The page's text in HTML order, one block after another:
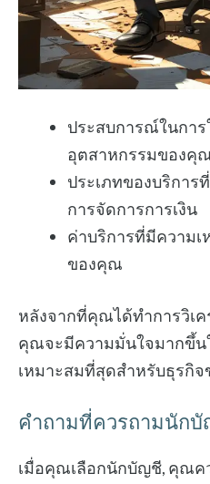
ประสบการณ์ในกา
อุตสาหกรรมของคุ
ประเภทของบริการ
การจัดการการเงิน
ค่าบริการที่มีความ
ของคุณ
หลังจากที่คุณได้ทำการวิเ
คุณจะมีความมั่นใจมากขึ้น
เหมาะสมที่สุดสำหรับธุรกิ
คำถามที่ควรถามนัก
เมื่อคุณเลือกนักบัญชี, คุณค